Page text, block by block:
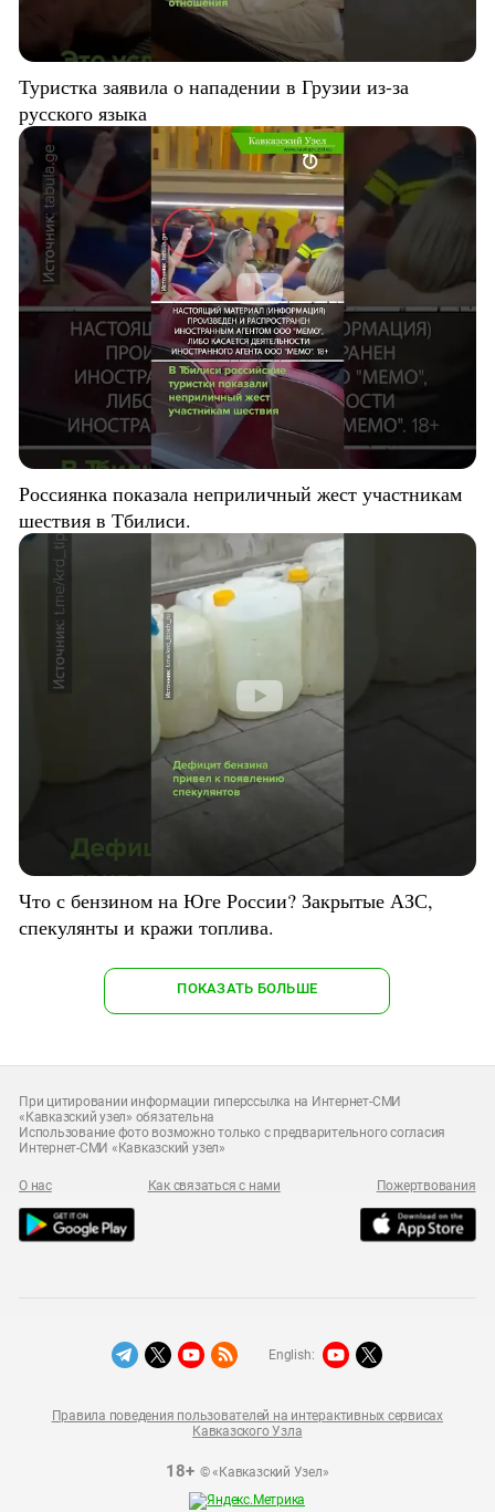
Туристка заявила о нападении в Грузии из-за
русского языка
Россиянка показала неприличный жест участникам
шествия в Тбилиси.
Что с бензином на Юге России? Закрытые АЗС,
спекулянты и кражи топлива.
ПОКАЗАТЬ БОЛЬШЕ
При цитировании информации гиперссылка на Интернет-СМИ
«Кавказский узел» обязательна
Использование фото возможно только с предварительного согласия
Интернет-СМИ «Кавказский узел»
О нас Как связаться с нами Пожертвования
18+© «Кавказский Узел»
Правила поведения пользователей на интерактивных сервисах
Кавказского Узла
English: